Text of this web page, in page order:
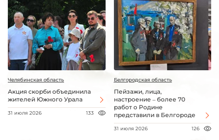
Челябинская область
Акция скорби объединила
жителей Южного Урала
31 июля 2026 133
Белгородская область
Пейзажи, лица,
настроение – более 70
работ о Родине
представили в Белгороде
31 июля 2026 126